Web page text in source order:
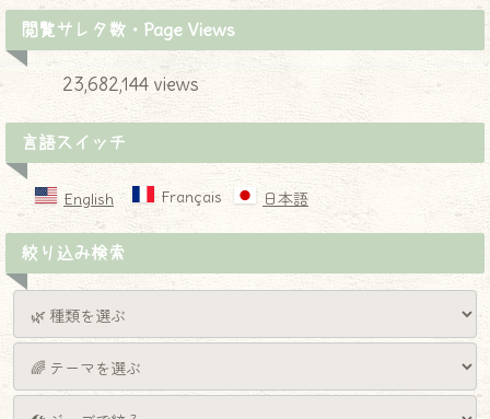
閲覧サレタ数・Page Views
23,682,144 views
言語スイッチ
English Français 日本語
絞り込み検索